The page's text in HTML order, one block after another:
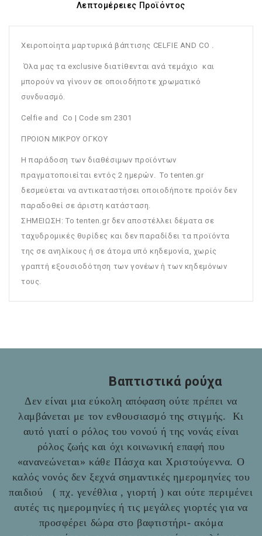
Λεπτομέρειες Προϊόντος
Χειροποίητα μαρτυρικά βάπτισης CELFIE AND CO .
Όλα μας τα exclusive διατίθενται ανά τεμάχιο και
μπορούν να γίνουν σε οποιοδήποτε χρωματικό
συνδυασμό.
Celfie and Co | Code sm 2301
ΠΡΟΙΟΝ ΜΙΚΡΟΥ ΟΓΚΟΥ
Η παράδοση των διαθέσιμων προϊόντων
πραγματοποιείται εντός 2 ημερών. Το tenten.gr
δεσμεύεται να αντικαταστήσει οποιοδήποτε προϊόν δεν
παραδοθεί σε άριστη κατάσταση.
ΣΗΜΕΙΩΣΗ: To tenten.gr δεν αποστέλλει δέματα σε
ταχυδρομικές θυρίδες και δεν παραδίδει τα προϊόντα
της σε ανηλίκους ή σε άτομα υπό κηδεμονία, χωρίς
γραπτή εξουσιοδότηση των γονέων ή των κηδεμόνων
τους.
Βαπτιστικά ρούχα
Δεν είναι μια εύκολη απόφαση ούτε πρέπει να
λαμβάνεται με τον ενθουσιασμό της στιγμής. Κι
αυτό γιατί ο ρόλος του νονού ή της νονάς είναι
ρόλος ζωής και όχι κοινωνική επαφή που
«ανανεώνεται» κάθε Πάσχα και Χριστούγεννα. Ο
καλός νονός δεν ξεχνά σημαντικές ημερομηνίες του
παιδιού ( πχ. γενέθλια , γιορτή ) και ούτε περιμένει
αυτές τις ημερομηνίες ή τις μεγάλες γιορτές για να
προσφέρει δώρα στο βαφτιστήρι- ακόμα